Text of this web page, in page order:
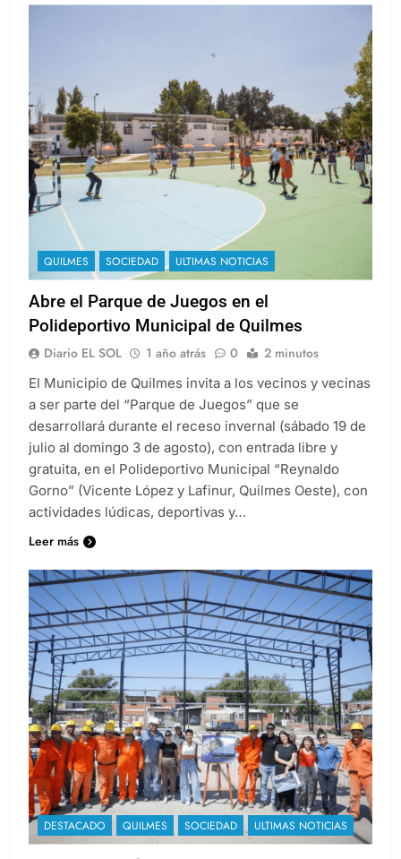
QUILMES SOCIEDAD ULTIMAS NOTICIAS
Abre el Parque de Juegos en el
Polideportivo Municipal de Quilmes
Diario EL SOL 1 año atrás 0 2 minutos
El Municipio de Quilmes invita a los vecinos y vecinas
a ser parte del “Parque de Juegos” que se
desarrollará durante el receso invernal (sábado 19 de
julio al domingo 3 de agosto), con entrada libre y
gratuita, en el Polideportivo Municipal “Reynaldo
Gorno” (Vicente López y Lafinur, Quilmes Oeste), con
actividades lúdicas, deportivas y…
Leer más
DESTACADO QUILMES SOCIEDAD ULTIMAS NOTICIAS